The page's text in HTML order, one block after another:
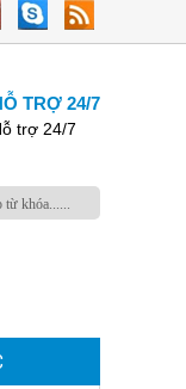
TRỢ 24/7
trợ 24/7